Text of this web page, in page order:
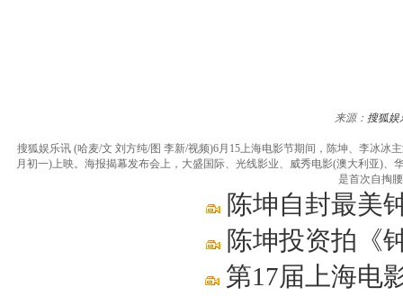
来源： 搜狐娱
搜狐娱乐讯 (哈麦/文 刘方纯/图 李新/视频)6月15上海电影节期间，陈坤、李冰冰
月初一)上映。海报揭幕发布会上，大盛国际、光线影业、威秀电影(澳大利亚)
是首次自掏
陈坤自封最美
陈坤投资拍《
第17届上海电